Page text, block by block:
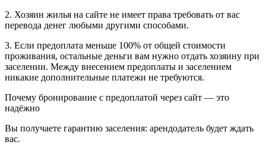
2. Хозяин жилья на сайте не имеет права требовать от вас
перевода денег любыми другими способами.
3. Если предоплата меньше 100% от общей стоимости
проживания, остальные деньги вам нужно отдать хозяину при
заселении. Между внесением предоплаты и заселением
никакие дополнительные платежи не требуются.
Почему бронирование с предоплатой через сайт — это
надёжно
Вы получаете гарантию заселения: арендодатель будет ждать
вас.